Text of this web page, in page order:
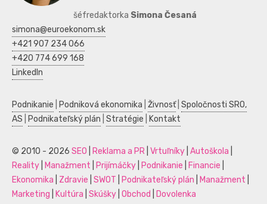
šéfredaktorka Simona Česaná
simona@euroekonom.sk
+421 907 234 066
+420 774 699 168
LinkedIn
Podnikanie Podniková ekonomika Živnosť| Spoločnosti SRO,
AS
Podnikateľský plán Stratégie Kontakt
© 2010 - 2026 SEO Reklama a PR Vrtuľníky Autoškola
Reality
Manažment Prijímáčky Podnikanie Financie
Ekonomika
Zdravie SWOT Podnikateľský plán Manažment
Marketing
Kultúra Skúšky Obchod Dovolenka